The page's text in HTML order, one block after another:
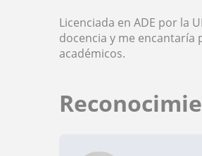
Licenciada en ADE por la
docencia y me encantaría
académicos.